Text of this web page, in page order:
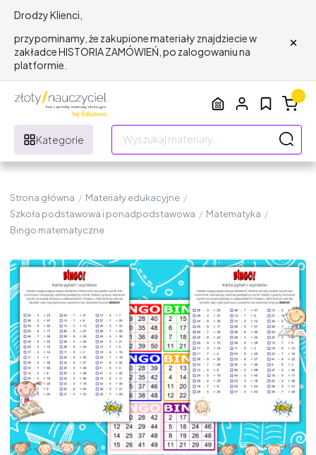
Drodzy Klienci,
przypominamy, że zakupione materiały znajdziecie w
zakładce HISTORIA ZAMÓWIEŃ, po zalogowaniu na
platformie.
×
Kategorie
0
Strona główna / Materiały edukacyjne /
Szkoła podstawowa i ponadpodstawowa / Matematyka /
Bingo matematyczne